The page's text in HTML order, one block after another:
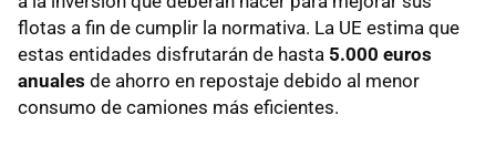
flotas a fin de cumplir la normativa. La UE estima que
estas entidades disfrutarán de hasta 5.000 euros
anuales de ahorro en repostaje debido al menor
consumo de camiones más eficientes.